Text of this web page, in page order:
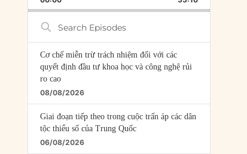
Search
Episodes
Cơ chế miễn trừ trách nhiệm đối với các
quyết định đầu tư khoa học và công nghệ rủi
ro cao
08/08/2026
Giai đoạn tiếp theo trong cuộc trấn áp các dân
tộc thiểu số của Trung Quốc
06/08/2026